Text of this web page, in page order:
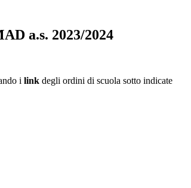
a.s. 2023/2024
i link degli ordini di scuola sotto indicate